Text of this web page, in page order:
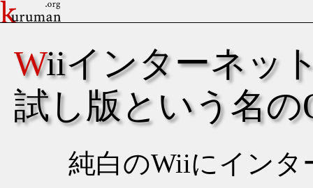
Wiiインターネットチャンネルお
試し版という名の
純白のWiiにイン